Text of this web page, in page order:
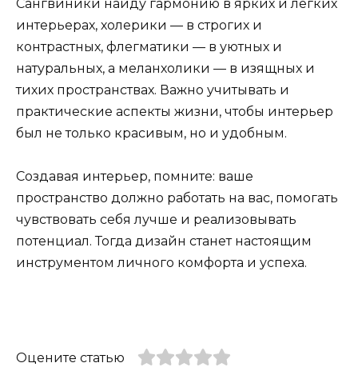
Сангвиники найду гармонию в ярких и легких
интерьерах, холерики — в строгих и
контрастных, флегматики — в уютных и
натуральных, а меланхолики — в изящных и
тихих пространствах. Важно учитывать и
практические аспекты жизни, чтобы интерьер
был не только красивым, но и удобным.
Создавая интерьер, помните: ваше
пространство должно работать на вас, помогать
чувствовать себя лучше и реализовывать
потенциал. Тогда дизайн станет настоящим
инструментом личного комфорта и успеха.
Оцените статью